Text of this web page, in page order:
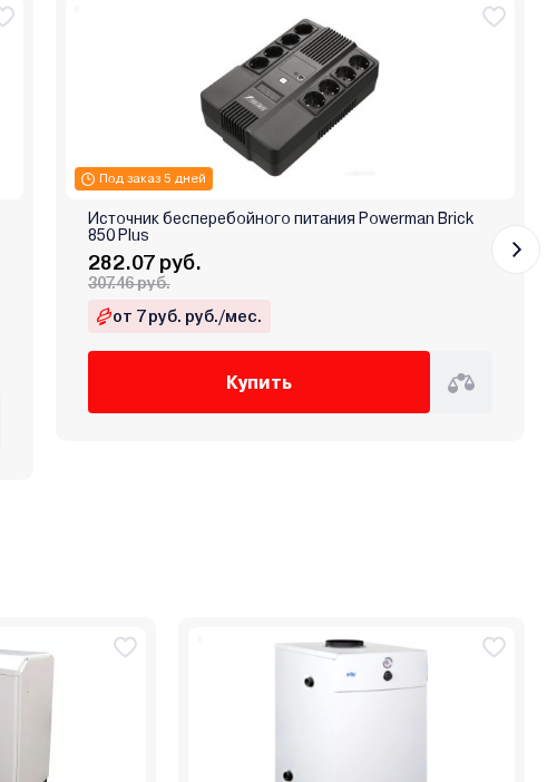
Под заказ 5 дней
Источник бесперебойного питания Powerman Brick
850 Plus
282.07 руб.
307.46 руб.
от 7 руб. руб./мес.
Купить